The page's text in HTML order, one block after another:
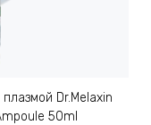
Dr.Melaxin
50ml